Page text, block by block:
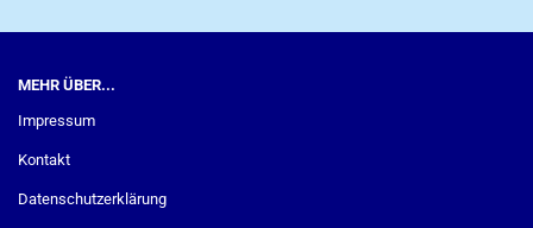
MEHR ÜBER...
Impressum
Kontakt
Datenschutzerklärung